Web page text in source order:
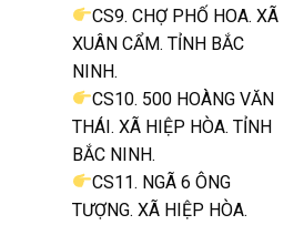
CS9. CHỢ PHỐ HOA. XÃ
XUÂN CẨM. TỈNH BẮC
NINH.
CS10. 500 HOÀNG VĂN
THÁI. XÃ HIỆP HÒA. TỈNH
BẮC NINH.
CS11. NGÃ 6 ÔNG
TƯỢNG. XÃ HIỆP HÒA.